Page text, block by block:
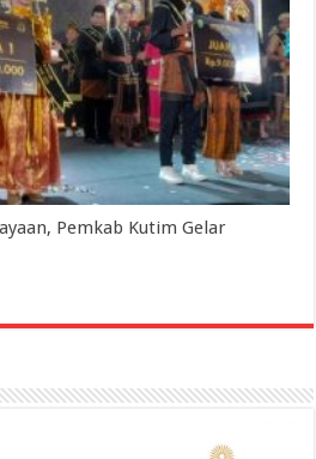
Pemkab Kutim Gelar